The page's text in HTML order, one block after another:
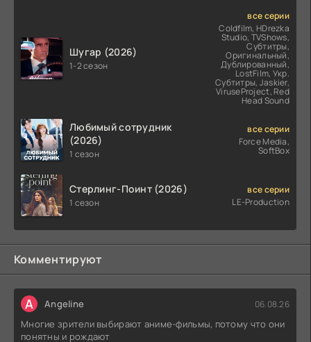
Шугар (2026)
1-2 сезон
все серии
Coldfilm, HDrezka
Studio, TVShows,
Субтитры,
Оригинальный,
Дублированный,
LostFilm, Укр.
Субтитры, Jaskier,
ViruseProject, Red
Head Sound
Любимый сотрудник
(2026)
1 сезон
все серии
Force Media,
SoftBox
Стерлинг-Поинт (2026)
1 сезон
все серии
LE-Production
Комментируют
A Angeline 06.08.26
Многие зрители выбирают аниме-фильмы, потому что они
понятны и рождают